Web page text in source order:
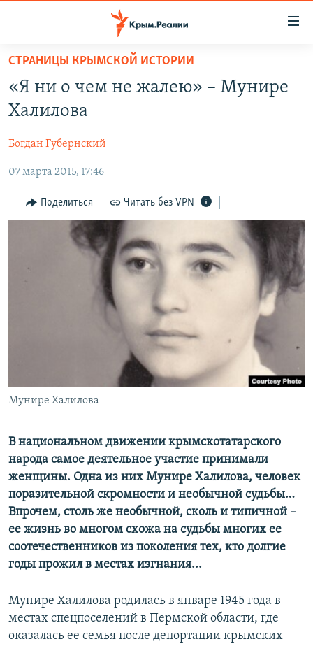
Вернуться
основному
содержанию
навигации
Вернутся
КАРТА ВОЕННЫХ ОБЪЕКТОВ КРЫМА
11 ЛЕТ ОККУПАЦИИ КРЫМА. 11 ИСТОРИЙ СОПРОТИВЛЕНИЯ
ИСТОРИЯ
ЕЩЕ
ИНТЕРАКТИВ
ИНФОГРАФИКА
ТЕЛЕПРОЕКТ КРЫМ.РЕАЛИИ
СОВЕТЫ ПРАВОЗАЩИТНИКОВ
ПРОПАВШИЕ БЕЗ ВЕСТИ
УКРАИНСКАЯ ПРОБЛЕМА КРЫМА
РАДІО СВОБОДА
КАК ОБОЙТИ БЛОКИРОВКУ
СТРАНИЦЫ КРЫМСКОЙ ИСТОРИИ
«Я ни о чем не жалею» – Мунире
Халилова
Богдан Губернский
07 марта 2015, 17:46
Поделиться Читать без VPN
Мунире Халилова
В национальном движении крымскотатарского
народа самое деятельное участие принимали
женщины. Одна из них Мунире Халилова, человек
поразительной скромности и необычной судьбы…
Впрочем, столь же необычной, сколь и типичной –
ее жизнь во многом схожа на судьбы многих ее
соотечественников из поколения тех, кто долгие
годы прожил в местах изгнания...
Мунире Халилова родилась в январе 1945 года в
местах спецпоселений в Пермской области, где
оказалась ее семья после депортации крымских